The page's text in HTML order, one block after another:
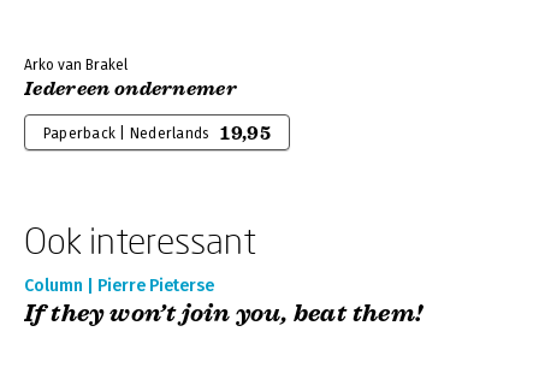
Arko van Brakel
Iedereen ondernemer
Paperback | Nederlands 19,95
Ook interessant
Column | Pierre Pieterse
If they won’t join you, beat them!